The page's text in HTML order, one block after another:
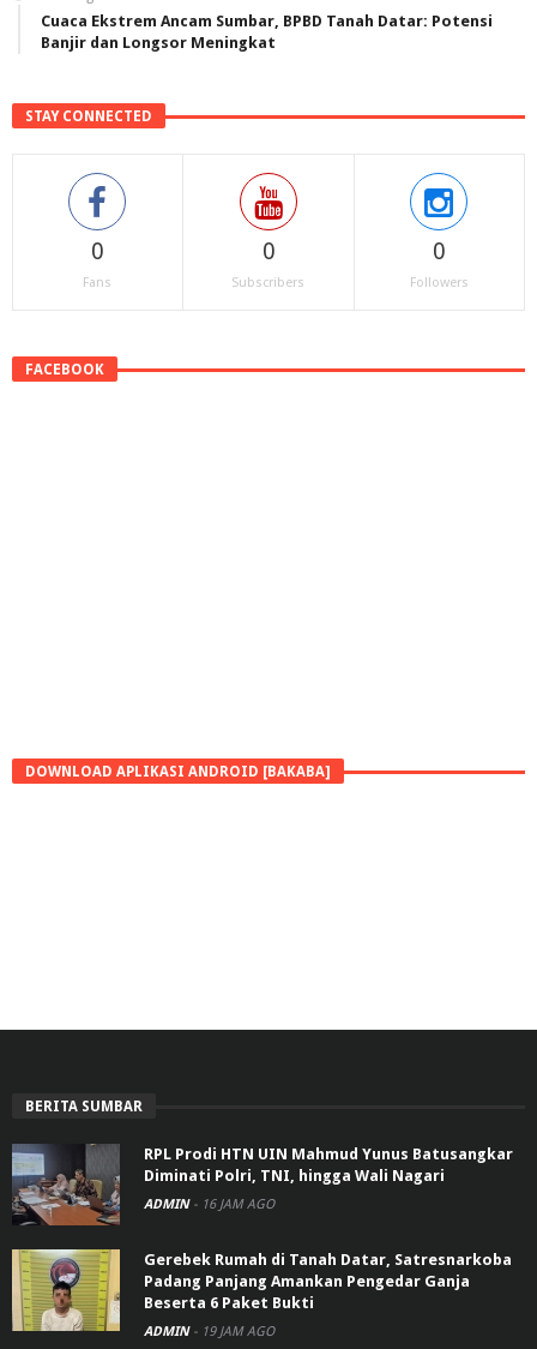
Cuaca Ekstrem Ancam Sumbar, BPBD Tanah Datar: Potensi
Banjir dan Longsor Meningkat
STAY CONNECTED
0
Fans
0
Subscribers
0
Followers
FACEBOOK
DOWNLOAD APLIKASI ANDROID [BAKABA]
BERITA SUMBAR
RPL Prodi HTN UIN Mahmud Yunus Batusangkar
Diminati Polri, TNI, hingga Wali Nagari
ADMIN - 16 JAM AGO
Gerebek Rumah di Tanah Datar, Satresnarkoba
Padang Panjang Amankan Pengedar Ganja
Beserta 6 Paket Bukti
ADMIN - 19 JAM AGO